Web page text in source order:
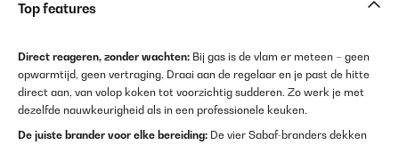
Top features
Direct reageren, zonder wachten: Bij gas is de vlam er meteen – geen
opwarmtijd, geen vertraging. Draai aan de regelaar en je past de hitte
direct aan, van volop koken tot voorzichtig sudderen. Zo werk je met
dezelfde nauwkeurigheid als in een professionele keuken.
De juiste brander voor elke bereiding: De vier Sabaf-branders dekken